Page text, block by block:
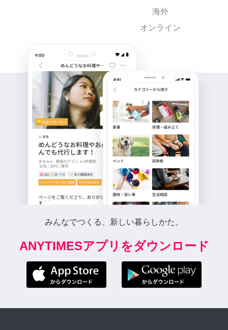
海外
オンライン
みんなでつくる、新しい暮らしかた。
ANYTIMESアプリをダウンロード